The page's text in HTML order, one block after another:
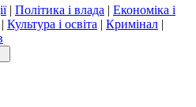
| Політика і влада | Економіка і
| Культура і освіта | Кримінал |